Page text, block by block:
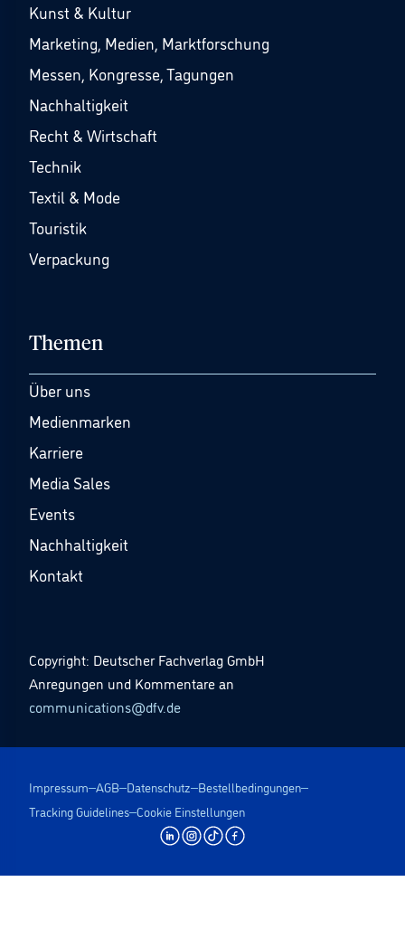
Kunst & Kultur
Marketing, Medien, Marktforschung
Messen, Kongresse, Tagungen
Nachhaltigkeit
Recht & Wirtschaft
Technik
Textil & Mode
Touristik
Verpackung
Themen
Über uns
Medienmarken
Karriere
Media Sales
Events
Nachhaltigkeit
Kontakt
Copyright: Deutscher Fachverlag GmbH
Anregungen und Kommentare an
communications@dfv.de
Impressum AGB Datenschutz Bestellbedingungen
Tracking Guidelines Cookie Einstellungen